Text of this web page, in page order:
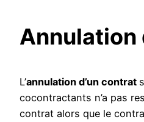
Annulation
L’annulation d’un contrat
cocontractants n’a pas
contrat alors que le